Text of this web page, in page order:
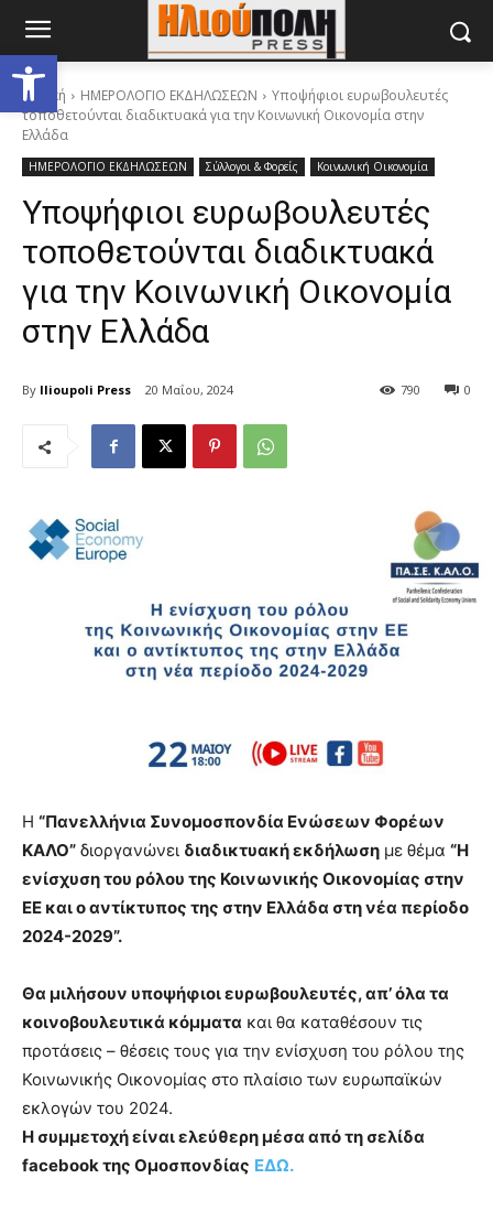
Ανοίξτε τη γραμμή εργαλείων
Αρχική ΗΜΕΡΟΛΟΓΙΟ ΕΚΔΗΛΩΣΕΩΝ
Υποψήφιοι ευρωβουλευτές
τοποθετούνται διαδικτυακά για την Κοινωνική Οικονομία στην
Ελλάδα
ΗΜΕΡΟΛΟΓΙΟ ΕΚΔΗΛΩΣΕΩΝ Σύλλογοι & Φορείς Κοινωνική Οικονομία
Υποψήφιοι ευρωβουλευτές
τοποθετούνται διαδικτυακά
για την Κοινωνική Οικονομία
στην Ελλάδα
By Ilioupoli Press 20 Μαΐου, 2024 0
790
Η “Πανελλήνια Συνομοσπονδία Ενώσεων Φορέων
ΚΑΛΟ” διοργανώνει διαδικτυακή εκδήλωση με θέμα “Η
ενίσχυση του ρόλου της Κοινωνικής Οικονομίας στην
ΕΕ και ο αντίκτυπος της στην Ελλάδα στη νέα περίοδο
2024-2029”.
Θα μιλήσουν υποψήφιοι ευρωβουλευτές, απ’ όλα τα
κοινοβουλευτικά κόμματα και θα καταθέσουν τις
προτάσεις – θέσεις τους για την ενίσχυση του ρόλου της
Κοινωνικής Οικονομίας στο πλαίσιο των ευρωπαϊκών
εκλογών του 2024.
Η συμμετοχή είναι ελεύθερη μέσα από τη σελίδα
facebook της Ομοσπονδίας ΕΔΩ.